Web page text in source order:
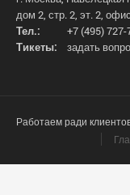
дом 2, стр. 2, эт. 2,
Тел.:
+7 (495) 727-
Тикеты:
задать
Работаем ради